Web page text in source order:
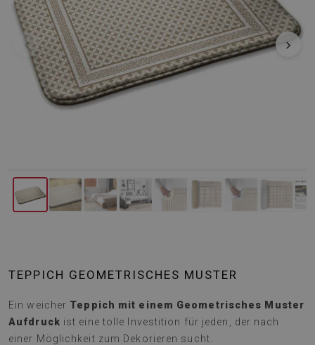
‹ ›
TEPPICH GEOMETRISCHES MUSTER
Ein weicher Teppich mit einem Geometrisches Muster
Aufdruck ist eine tolle Investition für jeden, der nach
einer Möglichkeit zum Dekorieren sucht.